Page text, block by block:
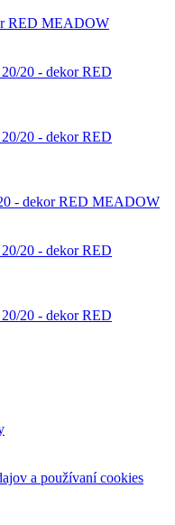
RED MEADOW
20 - dekor RED
20 - dekor RED
- dekor RED MEADOW
20 - dekor RED
20 - dekor RED
a používaní cookies